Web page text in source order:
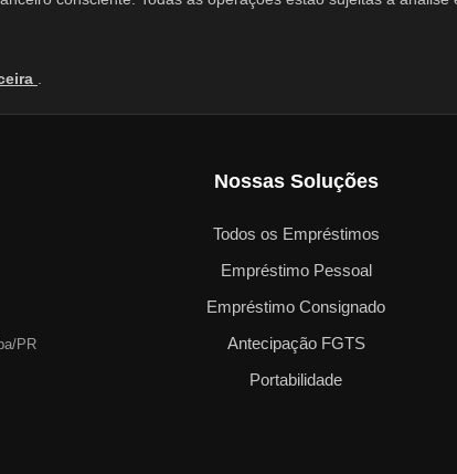
PR
Nossas Soluções
Todos os Empréstimos
Empréstimo Pessoal
Empréstimo Consignado
Antecipação FGTS
Portabilidade